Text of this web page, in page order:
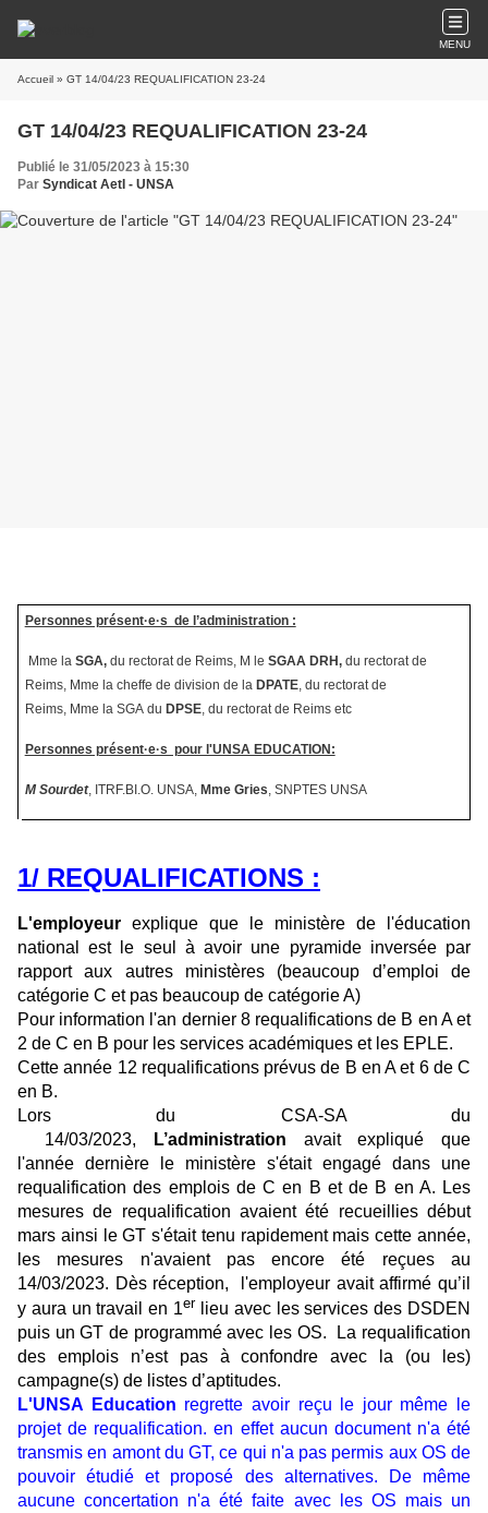
MENU
Accueil » GT 14/04/23 REQUALIFICATION 23-24
GT 14/04/23 REQUALIFICATION 23-24
Publié le 31/05/2023 à 15:30
Par Syndicat AetI - UNSA
Personnes présent·e·s de l’administration :
Mme la SGA, du rectorat de Reims, M le SGAA DRH, du rectorat de
Reims, Mme la cheffe de division de la DPATE, du rectorat de
Reims, Mme la SGA du DPSE, du rectorat de Reims etc
Personnes présent·e·s pour l'UNSA EDUCATION:
M Sourdet, ITRF.BI.O. UNSA, Mme Gries, SNPTES UNSA
1/ REQUALIFICATIONS :
L'employeur explique que le ministère de l'éducation
national est le seul à avoir une pyramide inversée par
rapport aux autres ministères (beaucoup d’emploi de
catégorie C et pas beaucoup de catégorie A)
Pour information l'an dernier 8 requalifications de B en A et
2 de C en B pour les services académiques et les EPLE.
Cette année 12 requalifications prévus de B en A et 6 de C
en B.
Lors du CSA-SA du
14/03/2023, L’administration avait expliqué que
l'année dernière le ministère s'était engagé dans une
requalification des emplois de C en B et de B en A. Les
mesures de requalification avaient été recueillies début
mars ainsi le GT s'était tenu rapidement mais cette année,
les mesures n'avaient pas encore été reçues au
14/03/2023. Dès réception, l'employeur avait affirmé qu’il
y aura un travail en 1er lieu avec les services des DSDEN
puis un GT de programmé avec les OS. La requalification
des emplois n’est pas à confondre avec la (ou les)
campagne(s) de listes d’aptitudes.
L'UNSA Education regrette avoir reçu le jour même le
projet de requalification. en effet aucun document n'a été
transmis en amont du GT, ce qui n'a pas permis aux OS de
pouvoir étudié et proposé des alternatives. De même
aucune concertation n'a été faite avec les OS mais un